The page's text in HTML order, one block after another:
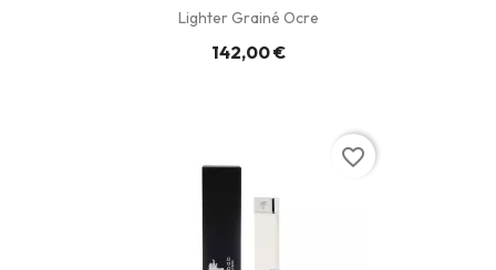
Lighter Grainé Ocre
142,00 €
favorite_border